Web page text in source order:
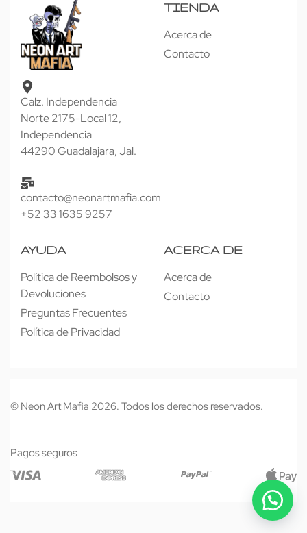
Calz. Independencia
Norte 2175-Local 12,
Independencia
44290 Guadalajara, Jal.
contacto@neonartmafia.com
+52 33 1635 9257
TIENDA
Acerca de
Contacto
AYUDA
Política de Reembolsos y
Devoluciones
Preguntas Frecuentes
Política de Privacidad
ACERCA DE
Acerca de
Contacto
© Neon Art Mafia 2026. Todos los derechos reservados.
Pagos seguros